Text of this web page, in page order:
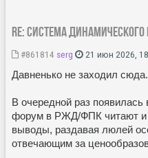
Re: Система
#861814 serg 21 июн 2026,
Давненько не заходил
В очередной раз
форум в РЖД/ФПК читают и
выводы, раздавая люлей
отвечающим за